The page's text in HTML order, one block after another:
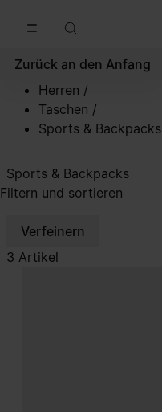
Zurück an den Anfang
Herren /
Taschen /
Sports & Backpacks
Sports & Backpacks
Filtern und sortieren
Verfeinern
3 Artikel